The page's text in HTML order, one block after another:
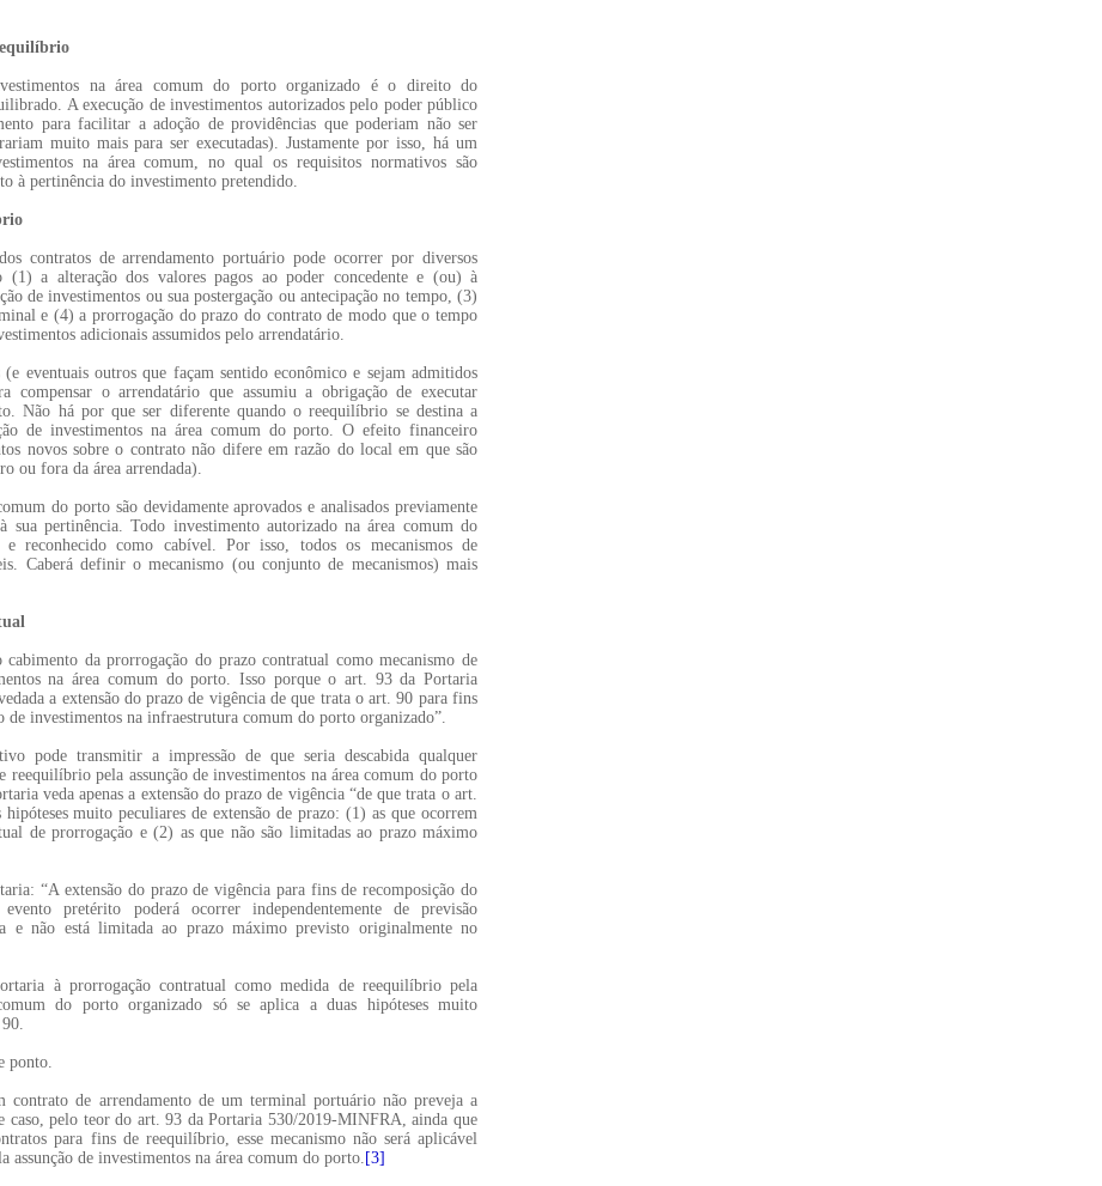
na área comum do porto organizado é o direito do
A execução de investimentos autorizados pelo poder público
para facilitar a adoção de providências que poderiam não ser
muito mais para ser executadas). Justamente por isso, há um
na área comum, no qual os requisitos normativos são
à pertinência do investimento pretendido.
contratos de arrendamento portuário pode ocorrer por diversos
(1) a alteração dos valores pagos ao poder concedente e (ou) à
de investimentos ou sua postergação ou antecipação no tempo, (3)
e (4) a prorrogação do prazo do contrato de modo que o tempo
adicionais assumidos pelo arrendatário.
eventuais outros que façam sentido econômico e sejam admitidos
compensar o arrendatário que assumiu a obrigação de executar
Não há por que ser diferente quando o reequilíbrio se destina a
de investimentos na área comum do porto. O efeito financeiro
novos sobre o contrato não difere em razão do local em que são
ou fora da área arrendada).
do porto são devidamente aprovados e analisados previamente
sua pertinência. Todo investimento autorizado na área comum do
e reconhecido como cabível. Por isso, todos os mecanismos de
Caberá definir o mecanismo (ou conjunto de mecanismos) mais
da prorrogação do prazo contratual como mecanismo de
na área comum do porto. Isso porque o art. 93 da Portaria
a extensão do prazo de vigência de que trata o art. 90 para fins
investimentos na infraestrutura comum do porto organizado”.
pode transmitir a impressão de que seria descabida qualquer
reequilíbrio pela assunção de investimentos na área comum do porto
veda apenas a extensão do prazo de vigência “de que trata o art.
muito peculiares de extensão de prazo: (1) as que ocorrem
de prorrogação e (2) as que não são limitadas ao prazo máximo
“A extensão do prazo de vigência para fins de recomposição do
pretérito poderá ocorrer independentemente de previsão
e não está limitada ao prazo máximo previsto originalmente no
à prorrogação contratual como medida de reequilíbrio pela
do porto organizado só se aplica a duas hipóteses muito
ponto.
contrato de arrendamento de um terminal portuário não preveja a
caso, pelo teor do art. 93 da Portaria 530/2019-MINFRA, ainda que
para fins de reequilíbrio, esse mecanismo não será aplicável
assunção de investimentos na área comum do porto. [3]